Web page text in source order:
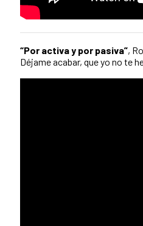
“Por activa y por pasiva”,
Déjame acabar, que yo no te